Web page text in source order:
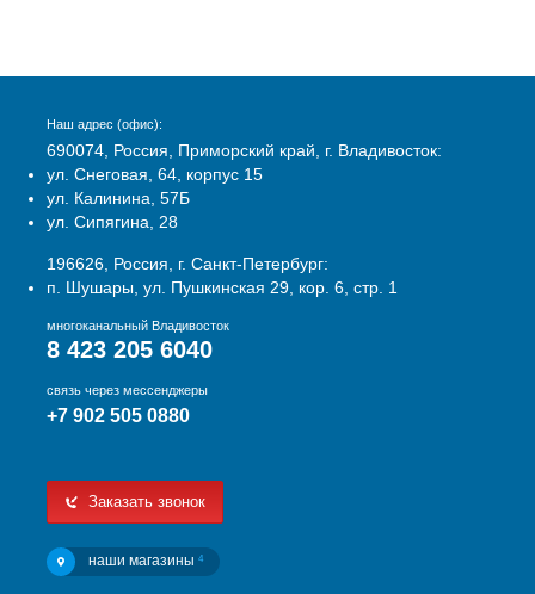
Наш адрес (офис):
690074, Россия, Приморский край, г. Владивосток:
ул. Снеговая, 64, корпус 15
ул. Калинина, 57Б
ул. Сипягина, 28
196626, Россия, г. Санкт-Петербург:
п. Шушары, ул. Пушкинская 29, кор. 6, стр. 1
многоканальный Владивосток
8 423 205 6040
связь через мессенджеры
+7 902 505 0880
Заказать звонок
наши магазины 4